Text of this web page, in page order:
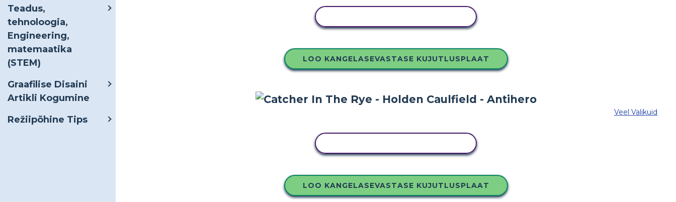
Teadus,
tehnoloogia,
Engineering,
matemaatika
(STEM)
Graafilise Disaini
Artikli Kogumine
Režiipõhine Tips
LOO KANGELASEVASTASE KUJUTLUSPLAAT
Veel Valikuid
LOO KANGELASEVASTASE KUJUTLUSPLAAT